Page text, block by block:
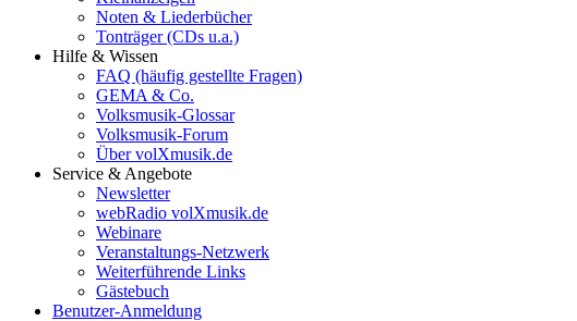
Noten & Liederbücher
Tonträger (CDs u.a.)
Hilfe & Wissen
FAQ (häufig gestellte Fragen)
GEMA & Co.
Volksmusik-Glossar
Volksmusik-Forum
Über volXmusik.de
Service & Angebote
Newsletter
webRadio volXmusik.de
Webinare
Veranstaltungs-Netzwerk
Weiterführende Links
Gästebuch
Benutzer-Anmeldung